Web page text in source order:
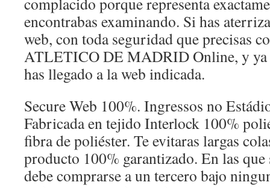
encontrabas examinando. Si has
web, con toda seguridad que precisas
ATLETICO DE MADRID Online, y ya
has llegado a la web indicada.
Secure Web 100%. Ingressos no
Fabricada en tejido Interlock 100%
fibra de poliéster. Te evitaras largas
producto 100% garantizado. En las
debe comprarse a un tercero bajo